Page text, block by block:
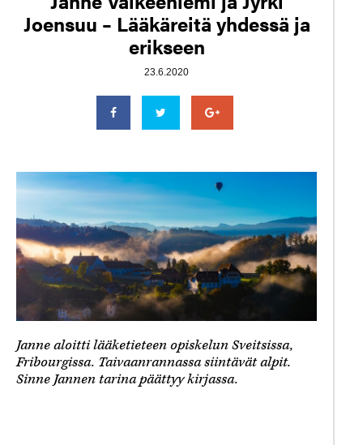
Joensuu – Lääkäreitä yhdessä ja
erikseen
23.6.2020
Janne aloitti lääketieteen opiskelun Sveitsissa,
Fribourgissa. Taivaanrannassa siintävät alpit.
Sinne Jannen tarina päättyy kirjassa.